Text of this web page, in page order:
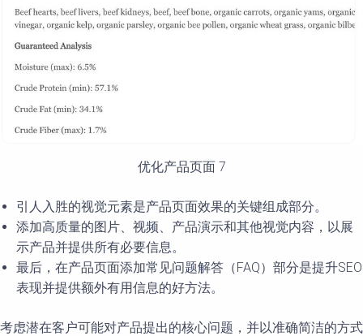
优化产品页面 7
引人入胜的视觉元素是产品页面效果的关键组成部分。
添加高质量的图片、视频、产品演示和其他视觉内容，以展
示产品并提供所有必要信息。
最后，在产品页面添加常见问题解答（FAQ）部分是提升SEO
表现并提供额外有用信息的好方法。
考虑潜在客户可能对产品提出的核心问题，并以准确简洁的方式